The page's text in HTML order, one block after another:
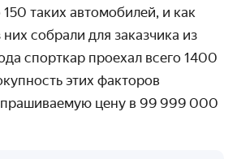
таких автомобилей, и как
собрали для заказчика из
спорткар проехал всего 1400
этих факторов
цену в 99 999 000